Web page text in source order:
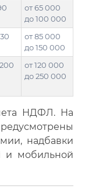
от 65 000
до 100 000
от 85 000
до 150 000
от 120 000
до 250 000
НДФЛ. На
надбавки
и мобильной